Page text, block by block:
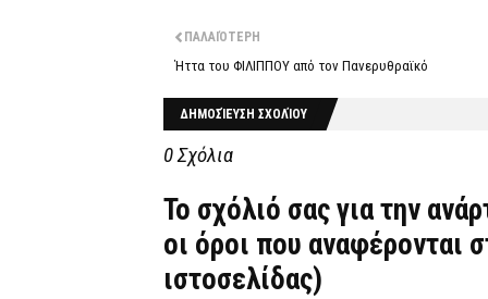
ΠΑΛΑΙΌΤΕΡΗ
Ήττα του ΦΙΛΙΠΠΟΥ από τον Πανερυθραϊκό
ΔΗΜΟΣΊΕΥΣΗ ΣΧΟΛΊΟΥ
0 Σχόλια
Το σχόλιό σας για την
οι όροι που αναφέρονται
ιστοσελίδας)